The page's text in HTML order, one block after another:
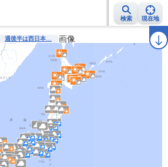
検索 現在地
地震情報 警報・注意報 ラ
週後半は西日本… 画像